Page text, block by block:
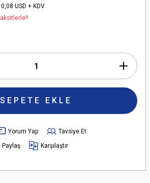
0,08 USD + KDV
SEPETE EKLE
Yorum Yap
Tavsiye Et
Paylaş Karşılaştır